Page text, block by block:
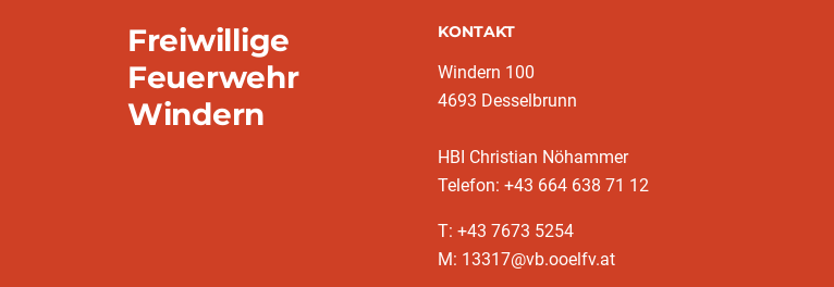
Freiwillige
Feuerwehr
Windern
KONTAKT
Windern 100
4693 Desselbrunn
HBI Christian Nöhammer
Telefon: +43 664 638 71 12
T: +43 7673 5254
M: 13317@vb.ooelfv.at